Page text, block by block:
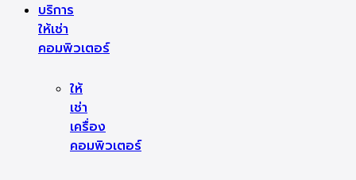
บริการ
ให้เช่า
คอมพิวเตอร์
ให้
เช่า
เครื่อง
คอมพิวเตอร์